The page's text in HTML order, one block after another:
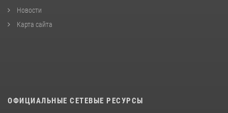
Новости
Карта сайта
ОФИЦИАЛЬНЫЕ СЕТЕВЫЕ РЕСУРСЫ